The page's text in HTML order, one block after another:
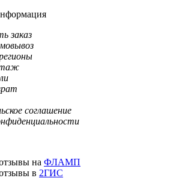
заказ
соглашение
на ФЛАМП
в 2ГИС